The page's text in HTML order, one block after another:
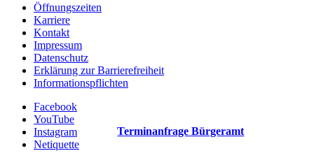
Öffnungszeiten
Karriere
Kontakt
Impressum
Datenschutz
Erklärung zur Barrierefreiheit
Informationspflichten
Facebook
YouTube
Instagram
Netiquette
Terminanfrage Bürgeramt